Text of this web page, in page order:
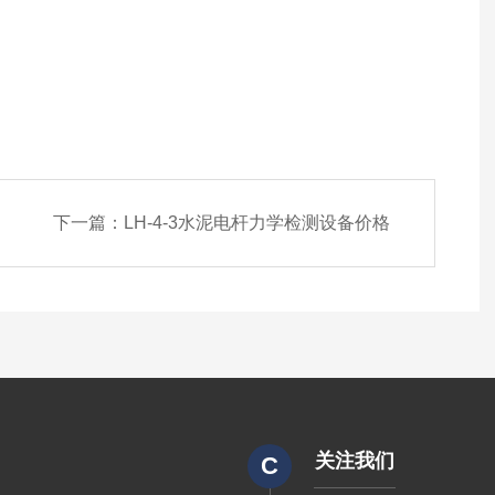
下一篇： LH-4-3水泥电杆力学检测设备价格
C 关注我们